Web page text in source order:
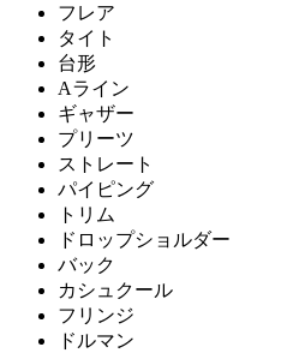
フレア
タイト
台形
Aライン
ギャザー
プリーツ
ストレート
パイピング
トリム
ドロップショルダー
バック
カシュクール
フリンジ
ドルマン